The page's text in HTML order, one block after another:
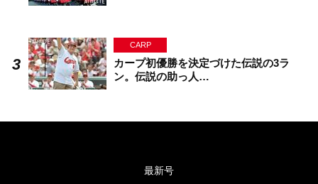
CARP
カープ初優勝を決定づけた伝説の3ラ
ン。伝説の助っ人…
最新号